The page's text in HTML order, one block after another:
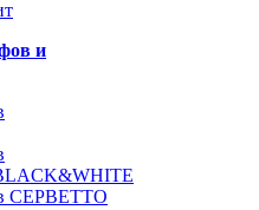
и
СЕРВЕТТО